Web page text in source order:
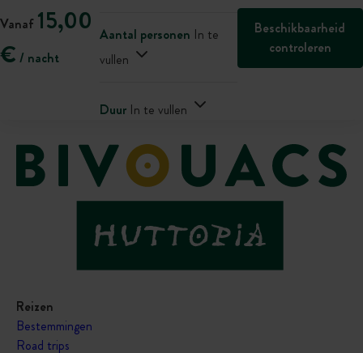
Vanaf 15,00
€ / nacht
Aantal personen In te
vullen
Duur In te vullen
Beschikbaarheid
controleren
Reizen
Bestemmingen
Road trips